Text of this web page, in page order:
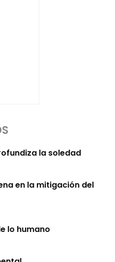
la soledad
en la mitigación del
lo humano